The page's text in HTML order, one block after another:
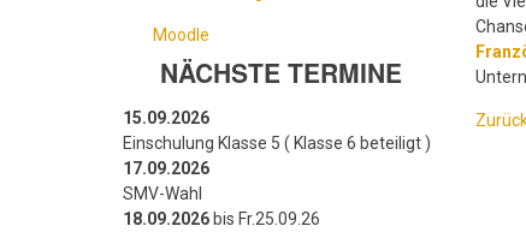
Moodle
NÄCHSTE TERMINE
15.09.2026
Einschulung Klasse 5 ( Klasse 6 beteiligt )
17.09.2026
SMV-Wahl
18.09.2026 bis Fr.25.09.26